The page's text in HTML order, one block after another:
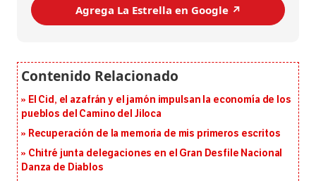
Agrega La Estrella en Google ↗️
El Cid, el azafrán y el jamón impulsan la economía de los
pueblos del Camino del Jiloca
Recuperación de la memoria de mis primeros escritos
Chitré junta delegaciones en el Gran Desfile Nacional
Danza de Diablos